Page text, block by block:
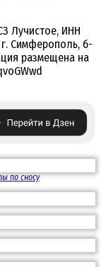
Лучистое, ИНН
г. Симферополь, б-
размещена на
по сносу